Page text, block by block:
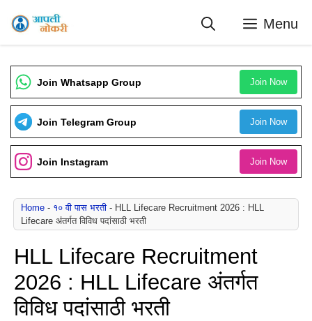
Skip
Menu
Join Whatsapp Group Join Now
Join Telegram Group Join Now
Join Instagram Join Now
Home - १० वी पास भरती - HLL Lifecare Recruitment 2026 : HLL
Lifecare अंतर्गत विविध पदांसाठी भरती
HLL Lifecare Recruitment
2026 : HLL Lifecare अंतर्गत
विविध पदांसाठी भरती